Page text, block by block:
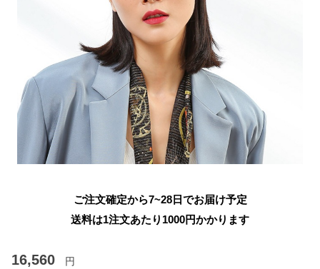
ご注文確定から7~28日でお届け予定
送料は1注文あたり 1000円かかります
16,560 円